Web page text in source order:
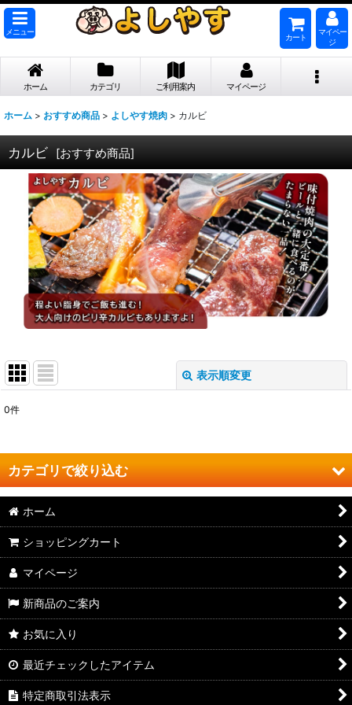
メニュー
カート
マイペー
ジ
ホーム カテゴリ ご利用案内 マイページ
ホーム > おすすめ商品 > よしやす焼肉 > カルビ
カルビ [おすすめ商品]
表示順変更
並び順:
0件
カテゴリで絞り込む
よしやす焼肉 (全商品)
ジンギスカン
カルビ
サガリ
ホルモン
こにく
ホーム
ショッピングカート
マイページ
新商品のご案内
お気に入り
最近チェックしたアイテム
特定商取引法表示